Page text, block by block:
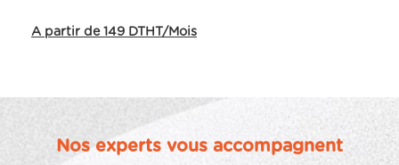
A partir de 149 DTHT/Mois
Nos experts vous accompagnent